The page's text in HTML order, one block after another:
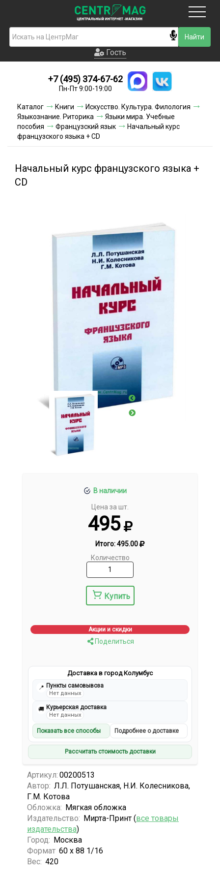
Гость
Новинки
Условия доставки
Условия оплаты
Акции и скидки
Гость
+7 (495) 374-67-62
Пн-Пт 9:00-19:00
Каталог Книги
Искусство. Культура. Филология
Языкознание. Риторика
Языки мира. Учебные
пособия
Французский язык
Начальный курс
французского языка + CD
Начальный курс французского языка +
CD
В наличии
Цена за шт.
495
Итого:495.00
Количество
Купить
Акции и скидки
Поделиться
Доставка в город Колумбус
📍 Пункты самовывоза
Нет данных
🚚 Курьерская доставка
Нет данных
Показать все способы Подробнее о доставке
Рассчитать стоимость доставки
Артикул: 00200513
Автор: Л.Л. Потушанская, Н.И. Колесникова,
Г.М. Котова
Обложка: Мягкая обложка
Издательство: Мирта-Принт (все товары
издательства)
Город: Москва
Формат 60 х 88 1/16
Вес: 420